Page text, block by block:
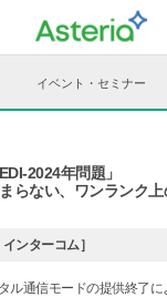
イベント・セミナー
2024年問題」
らない、ワンランク
ンターコム］
ル通信モードの提供終了